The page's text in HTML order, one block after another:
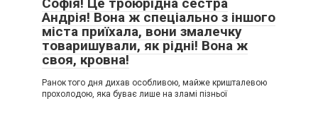
Андрія! Вона ж спеціально з іншого
міста приїхала, вони змалечку
товаришували, як рідні! Вона ж
своя, кровна!
Ранок того дня дихав особливою, майже кришталевою
прохолодою, яка буває лише на зламі пізньої